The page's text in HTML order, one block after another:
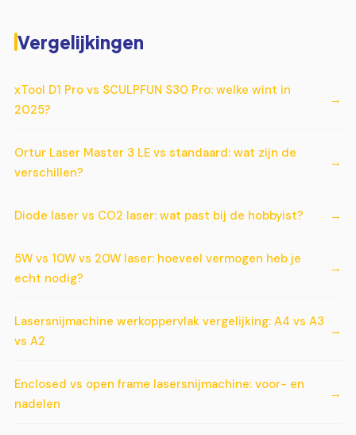
Vergelijkingen
xTool D1 Pro vs SCULPFUN S30 Pro: welke wint in
2025?
Ortur Laser Master 3 LE vs standaard: wat zijn de
verschillen?
Diode laser vs CO2 laser: wat past bij de hobbyist?
5W vs 10W vs 20W laser: hoeveel vermogen heb je
echt nodig?
Lasersnijmachine werkoppervlak vergelijking: A4 vs A3
vs A2
Enclosed vs open frame lasersnijmachine: voor- en
nadelen